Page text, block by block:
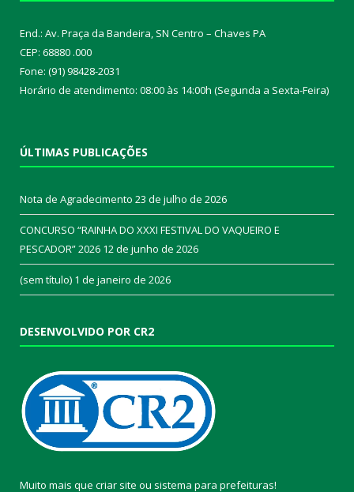
End.: Av. Praça da Bandeira, SN Centro – Chaves PA
CEP: 68880 .000
Fone: (91) 98428-2031
Horário de atendimento: 08:00 às 14:00h (Segunda a Sexta-Feira)
ÚLTIMAS PUBLICAÇÕES
Nota de Agradecimento 23 de julho de 2026
CONCURSO “RAINHA DO XXXI FESTIVAL DO VAQUEIRO E
PESCADOR” 2026 12 de junho de 2026
(sem título) 1 de janeiro de 2026
DESENVOLVIDO POR CR2
Muito mais que criar site ou sistema para prefeituras!